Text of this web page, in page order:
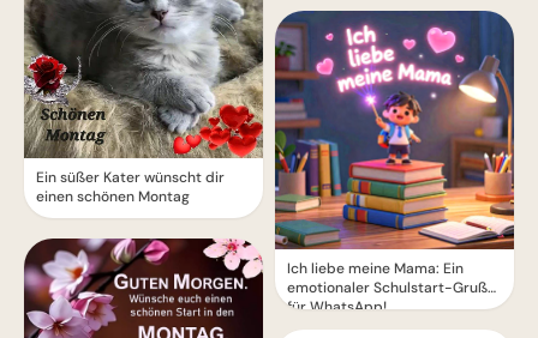
Ein süßer Kater wünscht dir
einen schönen Montag
Ich liebe meine Mama: Ein
emotionaler Schulstart-Gruß
für WhatsApp!